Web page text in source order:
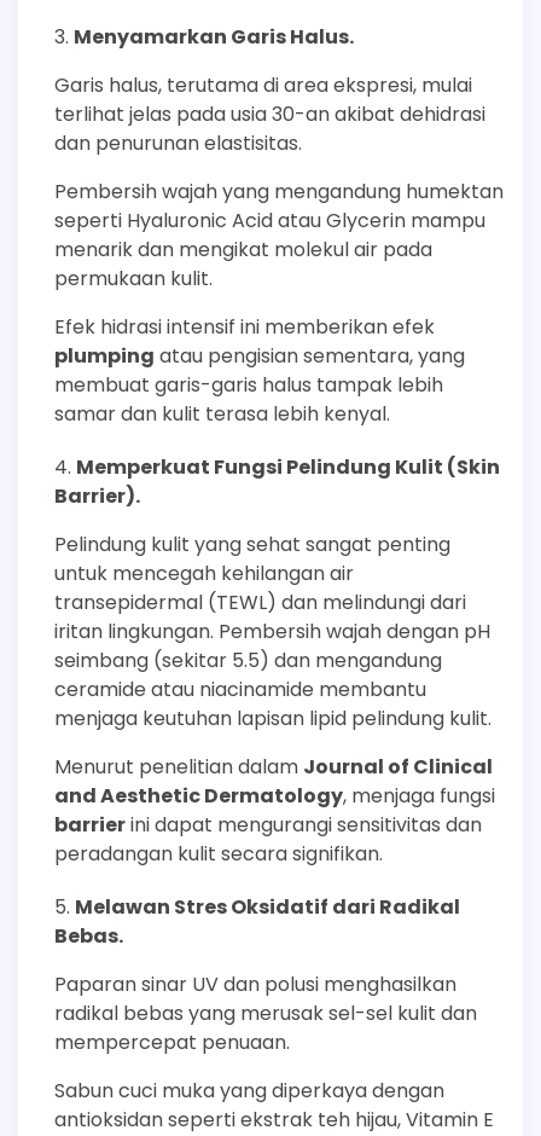
Menyamarkan Garis Halus.
Garis halus, terutama di area ekspresi, mulai
terlihat jelas pada usia 30-an akibat dehidrasi
dan penurunan elastisitas.
Pembersih wajah yang mengandung humektan
seperti Hyaluronic Acid atau Glycerin mampu
menarik dan mengikat molekul air pada
permukaan kulit.
Efek hidrasi intensif ini memberikan efek
plumping atau pengisian sementara, yang
membuat garis-garis halus tampak lebih
samar dan kulit terasa lebih kenyal.
Memperkuat Fungsi Pelindung Kulit (Skin
Barrier).
Pelindung kulit yang sehat sangat penting
untuk mencegah kehilangan air
transepidermal (TEWL) dan melindungi dari
iritan lingkungan. Pembersih wajah dengan pH
seimbang (sekitar 5.5) dan mengandung
ceramide atau niacinamide membantu
menjaga keutuhan lapisan lipid pelindung kulit.
Menurut penelitian dalam Journal of Clinical
and Aesthetic Dermatology, menjaga fungsi
barrierini dapat mengurangi sensitivitas dan
peradangan kulit secara signifikan.
Melawan Stres Oksidatif dari Radikal
Bebas.
Paparan sinar UV dan polusi menghasilkan
radikal bebas yang merusak sel-sel kulit dan
mempercepat penuaan.
Sabun cuci muka yang diperkaya dengan
antioksidan seperti ekstrak teh hijau, Vitamin E